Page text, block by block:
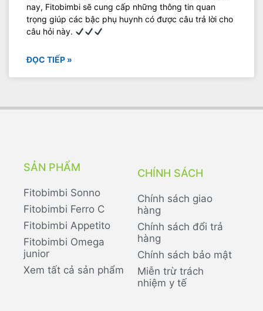
nay, Fitobimbi sẽ cung cấp những thông tin quan
trọng giúp các bậc phụ huynh có được câu trả lời cho
câu hỏi này.
ĐỌC TIẾP »
SẢN PHẨM
Fitobimbi Sonno
Fitobimbi Ferro C
Fitobimbi Appetito
Fitobimbi Omega
junior
Xem tất cả sản phẩm
CHÍNH SÁCH
Chính sách giao
hàng
Chính sách đổi trả
hàng
Chính sách bảo mật
Miễn trừ trách
nhiệm y tế